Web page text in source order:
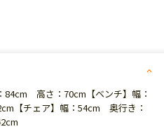
84cm 高さ：70cm【ベンチ】幅：
【チェア】幅：54cm 奥行き：